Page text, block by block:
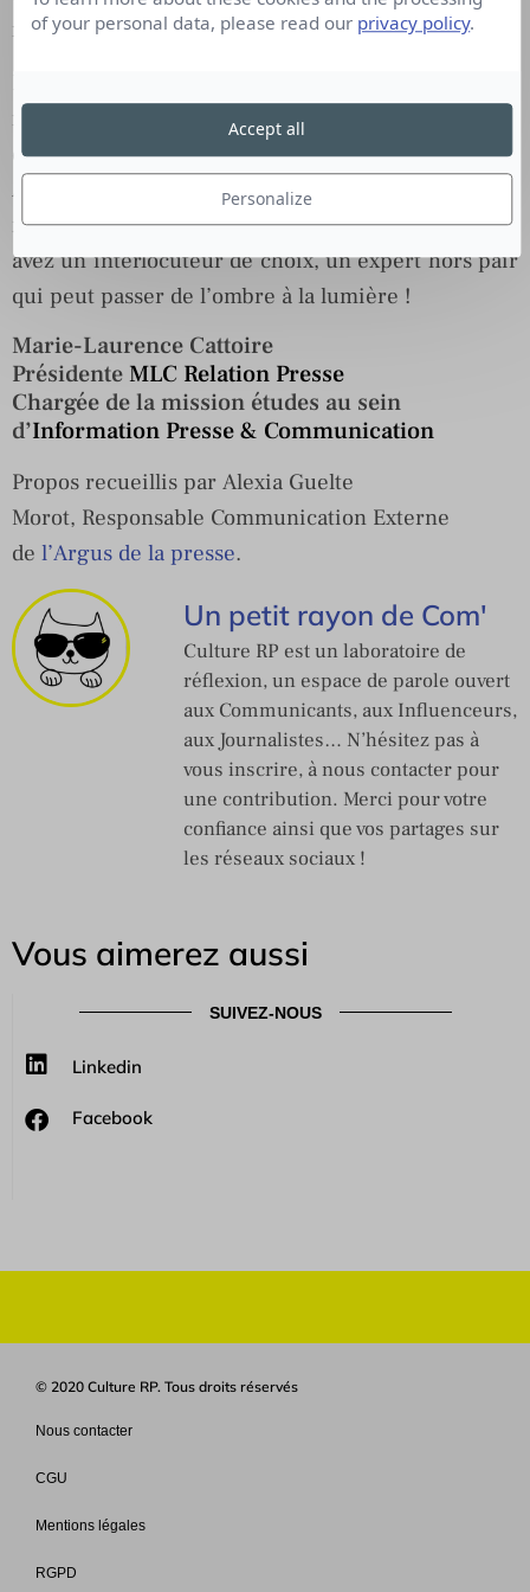
répondre aux journalistes !
responsables médias est souvent exemplaire, et
cela ne date pas d’hier !
Ajoutez à cela la rigueur et la stabilité, qualités
répandues chez un responsable média, et vous
avez un interlocuteur de choix, un expert hors pair
qui peut passer de l’ombre à la lumière !
Marie-Laurence Cattoire
PrésidenteMLC Relation Presse
Chargée de la mission études au sein
d’Information Presse & Communication
Propos recueillis par Alexia Guelte
Morot, Responsable Communication Externe
de l’Argus de la presse.
Un petit rayon de Com'
Culture RP est un laboratoire de
réflexion, un espace de parole ouvert
aux Communicants, aux Influenceurs,
aux Journalistes… N’hésitez pas à
vous inscrire, à nous contacter pour
une contribution. Merci pour votre
confiance ainsi que vos partages sur
les réseaux sociaux !
Vous aimerez aussi
SUIVEZ-NOUS
Linkedin
Facebook
© 2020 Culture RP. Tous droits réservés
Nous contacter
CGU
Mentions légales
RGPD
of your personal data, please read our privacy policy.
Personalize
Accept all